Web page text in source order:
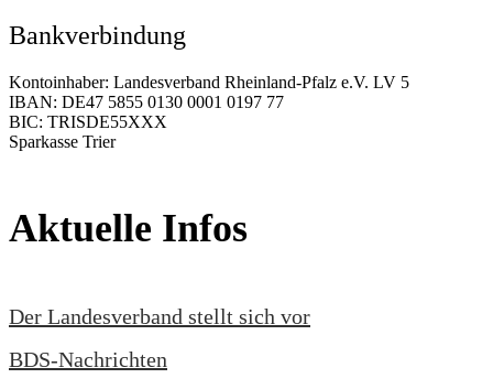
Bankverbindung
Kontoinhaber: Landesverband Rheinland-Pfalz e.V. LV 5
IBAN: DE47 5855 0130 0001 0197 77
BIC: TRISDE55XXX
Sparkasse Trier
Aktuelle Infos
Der Landesverband stellt sich vor
BDS-Nachrichten